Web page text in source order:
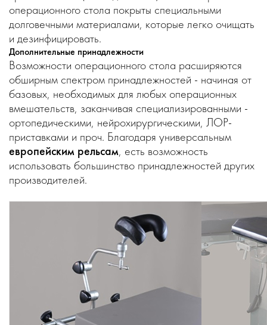
операционного стола покрыты специальными
долговечными материалами, которые легко очищать
и дезинфицировать.
Дополнительные принадлежности
Возможности операционного стола расширяются
обширным спектром принадлежностей - начиная от
базовых, необходимых для любых операционных
вмешательств, заканчивая специализированными -
ортопедическими, нейрохирургическими, ЛОР-
приставками и проч. Благодаря универсальным
европейским рельсам, есть возможность
использовать большинство принадлежностей других
производителей.